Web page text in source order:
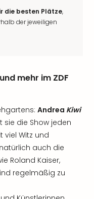
die besten Plätze,
der jeweiligen
mehr im ZDF
Andrea Kiwi
sie die Show jeden
Witz und
auch die
Roland Kaiser,
regelmäßig zu